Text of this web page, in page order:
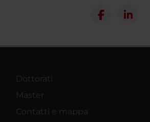
Dottorati
Master
Contatti e mappa